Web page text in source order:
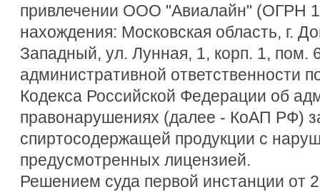
привлечении ООО "Авиалайн" (ОГРН
нахождения: Московская область, г.
Западный, ул. Лунная, 1, корп. 1, пом.
административной ответственности
Кодекса Российской Федерации об
правонарушениях (далее - КоАП РФ)
спиртосодержащей продукции с
предусмотренных лицензией.
Решением суда первой инстанции от